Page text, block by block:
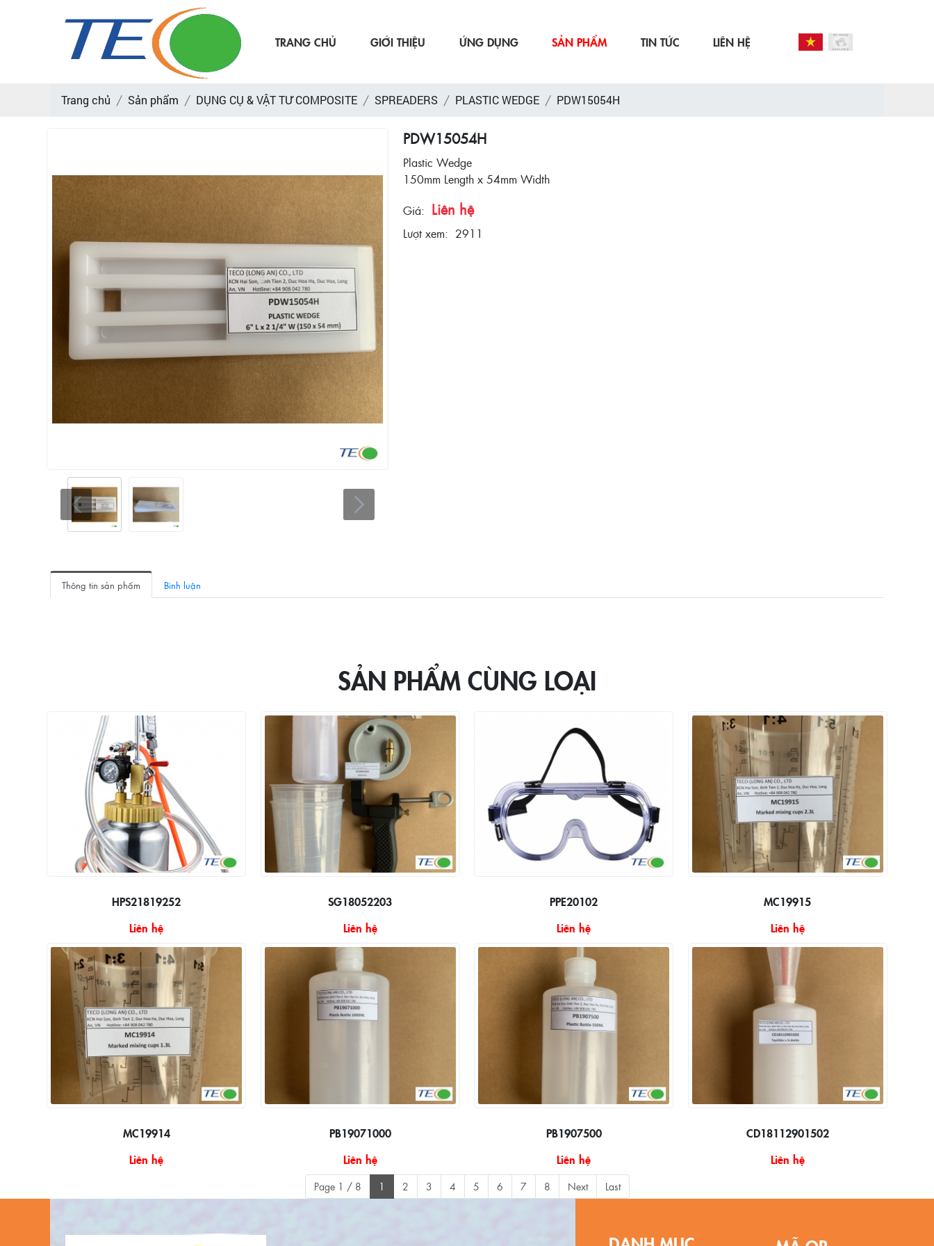
TRANG CHỦ GIỚI THIỆU ỨNG DỤNG SẢN PHẨM TIN TỨC LIÊN HỆ
Trang chủ Sản phẩm DỤNG CỤ & VẬT TƯ COMPOSITE SPREADERS PLASTIC WEDGE PDW15054H
PDW15054H
Plastic Wedge
150mm Length x 54mm Width
Giá: Liên hệ
Lượt xem: 2911
Thông tin sản phẩm Bình luận
SẢN PHẨM CÙNG LOẠI
HPS21819252
Liên hệ
SG18052203
Liên hệ
PPE20102
Liên hệ
MC19915
Liên hệ
MC19914
Liên hệ
PB19071000
Liên hệ
PB1907500
Liên hệ
CD18112901502
Liên hệ
Page 1 / 8 1 2 3 4 5 6 7 8 Next Last